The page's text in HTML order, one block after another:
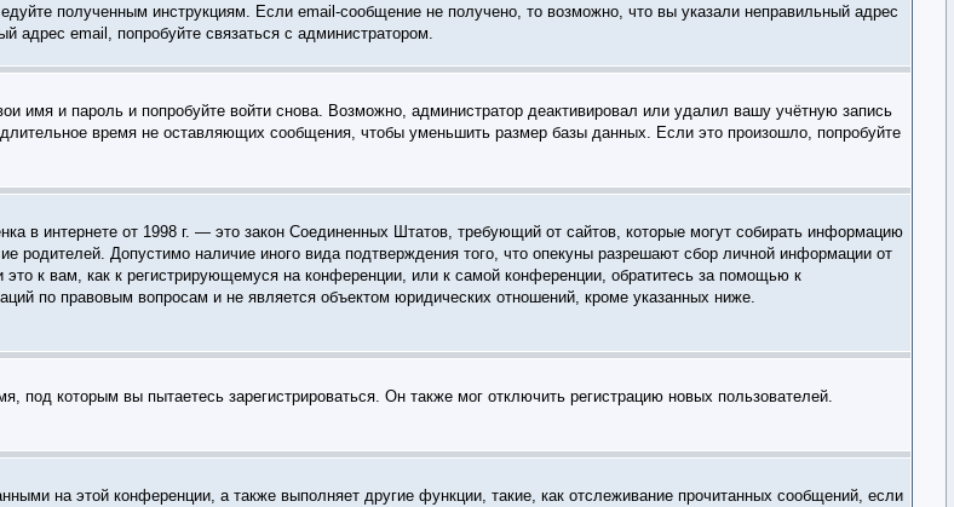
полученным инструкциям. Если email-сообщение не получено, то возможно, что вы указали неправильный адрес
адрес email, попробуйте связаться с администратором.
имя и пароль и попробуйте войти снова. Возможно, администратор деактивировал или удалил вашу учётную запись
время не оставляющих сообщения, чтобы уменьшить размер базы данных. Если это произошло, попробуйте
в интернете от 1998 г. — это закон Соединенных Штатов, требующий от сайтов, которые могут собирать информацию
родителей. Допустимо наличие иного вида подтверждения того, что опекуны разрешают сбор личной информации от
к вам, как к регистрирующемуся на конференции, или к самой конференции, обратитесь за помощью к
по правовым вопросам и не является объектом юридических отношений, кроме указанных ниже.
под которым вы пытаетесь зарегистрироваться. Он также мог отключить регистрацию новых пользователей.
на этой конференции, а также выполняет другие функции, такие, как отслеживание прочитанных сообщений, если